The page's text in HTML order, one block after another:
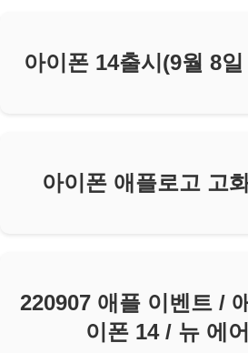
아이폰 14출시(9월 8
아이폰 애플로고 고
220907 애플 이벤트 /
이폰 14 / 뉴 에